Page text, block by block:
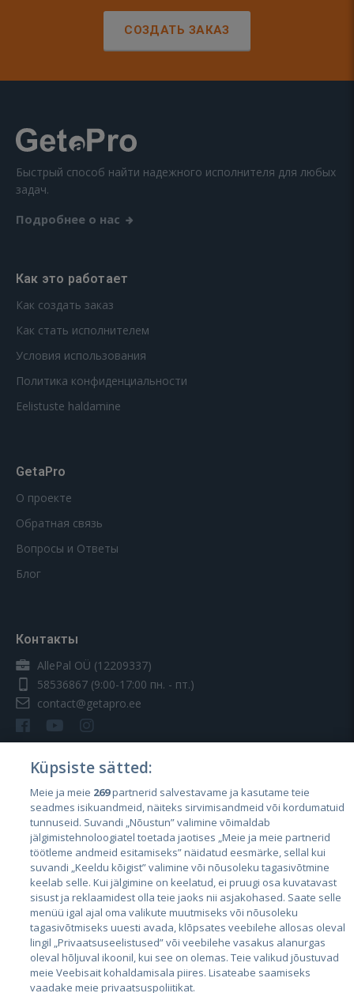
СОЗДАТЬ ЗАКАЗ
Быстрый способ найти надежного исполнителя для любых
задач.
Подробнее о нас
Как это работает
Как создать заказ
Как стать исполнителем
Условия использования
Политика конфиденциальности
Eelistuste haldamine
GetaPro
О проекте
Обратная связь
Вопросы и Ответы
Блог
Контакты
AllePal OÜ (12209337)
58536867 (9:00-17:00 пн. - пт.)
contact@getapro.ee
Страны
Эстония
Латвия
Литва
Küpsiste sätted:
Meie ja meie 269partnerid salvestavame ja kasutame teie
seadmes isikuandmeid, näiteks sirvimisandmeid või kordumatuid
tunnuseid. Suvandi „Nõustun” valimine võimaldab
jälgimistehnoloogiatel toetada jaotises „Meie ja meie partnerid
töötleme andmeid esitamiseks” näidatud eesmärke, sellal kui
suvandi „Keeldu kõigist” valimine või nõusoleku tagasivõtmine
keelab selle. Kui jälgimine on keelatud, ei pruugi osa kuvatavast
sisust ja reklaamidest olla teie jaoks nii asjakohased. Saate selle
menüü igal ajal oma valikute muutmiseks või nõusoleku
tagasivõtmiseks uuesti avada, klõpsates veebilehe allosas oleval
lingil „Privaatsuseelistused” või veebilehe vasakus alanurgas
oleval hõljuval ikoonil, kui see on olemas. Teie valikud jõustuvad
meie Veebisait kohaldamisala piires. Lisateabe saamiseks
vaadake meie privaatsuspoliitikat.